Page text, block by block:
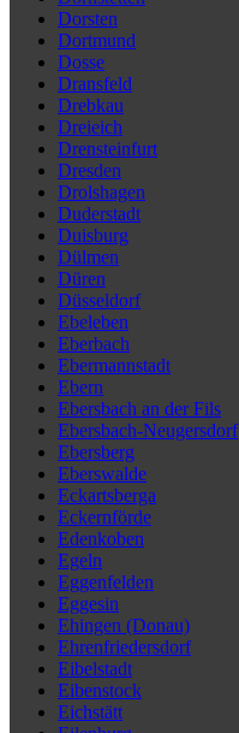
Dorsten
Dortmund
Dosse
Dransfeld
Drebkau
Dreieich
Drensteinfurt
Dresden
Drolshagen
Duderstadt
Duisburg
Dülmen
Düren
Düsseldorf
Ebeleben
Eberbach
Ebermannstadt
Ebern
Ebersbach an der Fils
Ebersbach-Neugersdorf
Ebersberg
Eberswalde
Eckartsberga
Eckernförde
Edenkoben
Egeln
Eggenfelden
Eggesin
Ehingen (Donau)
Ehrenfriedersdorf
Eibelstadt
Eibenstock
Eichstätt